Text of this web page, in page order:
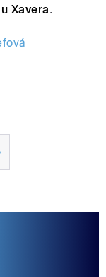
Xavera.